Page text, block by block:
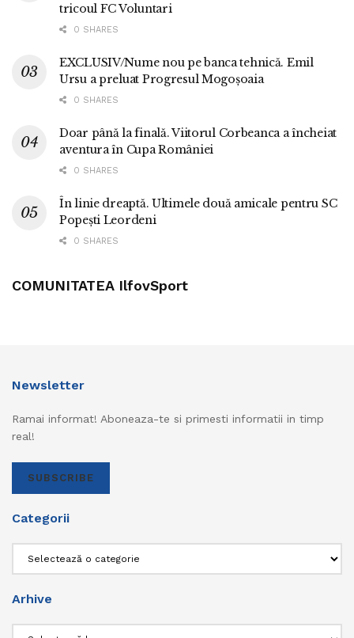
tricoul FC Voluntari
0 SHARES
EXCLUSIV/Nume nou pe banca tehnică. Emil
Ursu a preluat Progresul Mogoșoaia
0 SHARES
Doar până la finală. Viitorul Corbeanca a încheiat
aventura în Cupa României
0 SHARES
În linie dreaptă. Ultimele două amicale pentru SC
Popești Leordeni
0 SHARES
COMUNITATEA IlfovSport
Newsletter
Ramai informat! Aboneaza-te si primesti informatii in timp
real!
SUBSCRIBE
Categorii
Arhive